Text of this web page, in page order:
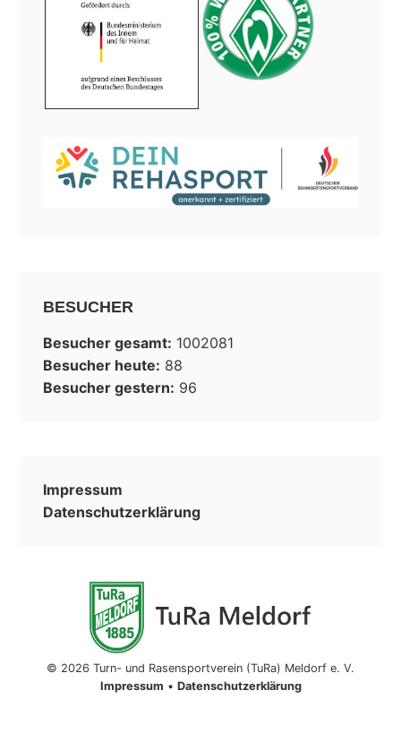
BESUCHER
Besucher gesamt: 1002081
Besucher heute: 88
Besucher gestern: 96
Impressum
Datenschutzerklärung
© 2026 Turn- und Rasensportverein (TuRa) Meldorf e. V.
Impressum • Datenschutzerklärung